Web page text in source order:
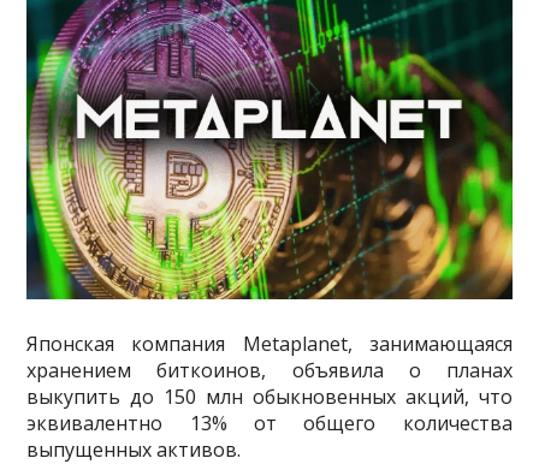
Японская компания Metaplanet, занимающаяся
хранением биткоинов, объявила о планах
выкупить до 150 млн обыкновенных акций, что
эквивалентно 13% от общего количества
выпущенных активов.